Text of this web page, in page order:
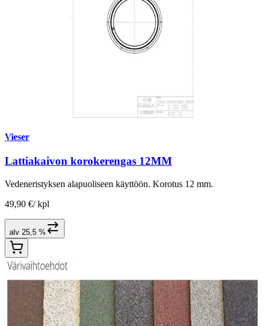
Vieser
Lattiakaivon korokerengas 12MM
Vedeneristyksen alapuoliseen käyttöön. Korotus 12 mm.
49,90 €/ kpl
alv 25,5 %